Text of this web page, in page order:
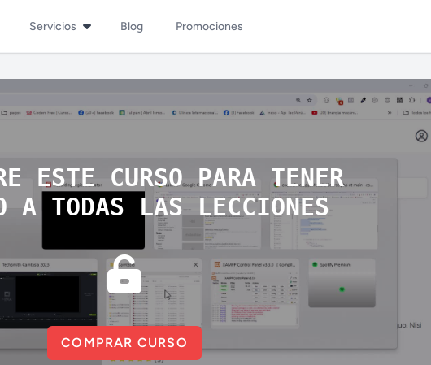
Servicios Blog Promociones
ESTE CURSO PARA TENER
A TODAS LAS LECCIONES
COMPRAR CURSO